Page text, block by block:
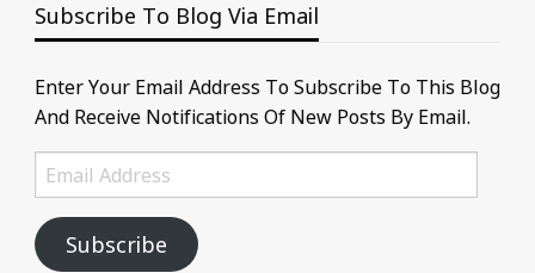
Subscribe To Blog Via Email
Enter Your Email Address To Subscribe To This Blog
And Receive Notifications Of New Posts By Email.
Email
Address
Subscribe